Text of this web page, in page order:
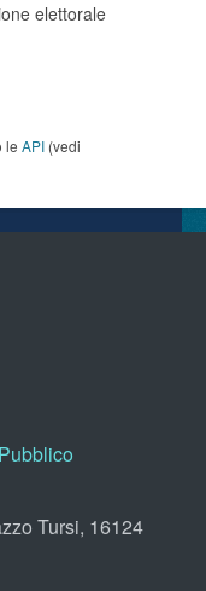
elettorale
le API (vedi
Tursi, 16124